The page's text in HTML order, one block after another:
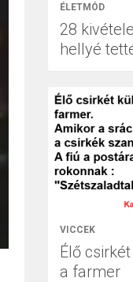
ÉLETMÓD
28
hellyé
VICCEK
Élő
a farmer